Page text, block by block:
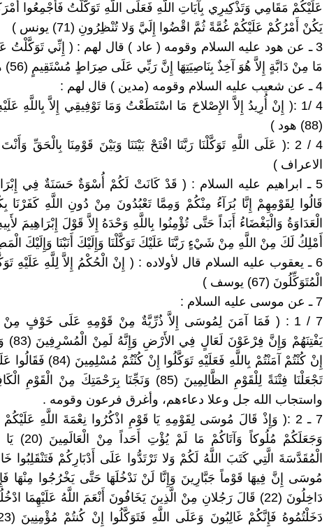
عَلَيْكُمْ مَقَامِي وَتَذْكِيرِي بِآيَاتِ اللَّهِ فَعَلَى اللَّهِ تَوَكَّلْتُ فَأَجْمِعُوا
يَكُنْ أَمْرُكُمْ عَلَيْكُمْ غُمَّةً ثُمَّ اقْضُوا إِلَيَّ وَلا تُنْظِرُونِ (71) يونس )
3 ـ عن هود عليه السلام وقومه ( عاد ) قال لهم : ( إِنِّي تَوَكَّلْتُ
مَا مِنْ دَابَّةٍ إِلاَّ هُوَ آخِذٌ بِنَاصِيَتِهَا إِنَّ رَبِّي عَلَى صِرَاطٍ مُسْتَقِيمٍ (56) هود )
4 ـ عن شعيب عليه السلام وقومه (مدين ) قال لهم :
4 /1 :( إِنْ أُرِيدُ إِلاَّ الإِصْلاحَ مَا اسْتَطَعْتُ وَمَا تَوْفِيقِي إِلاَّ بِاللَّهِ
(88) هود )
الاعراف )
5 ـ ابراهيم عليه السلام : ( قَدْ كَانَتْ لَكُمْ أُسْوَةٌ حَسَنَةٌ فِي
قَالُوا لِقَوْمِهِمْ إِنَّا بُرَآءُ مِنْكُمْ وَمِمَّا تَعْبُدُونَ مِنْ دُونِ اللَّهِ كَفَرْنَا
الْعَدَاوَةُ وَالْبَغْضَاءُ أَبَداً حَتَّى تُؤْمِنُوا بِاللَّهِ وَحْدَهُ إِلاَّ قَوْلَ إِبْرَاهِيمَ
أَمْلِكُ لَكَ مِنْ اللَّهِ مِنْ شَيْءٍ رَبَّنَا عَلَيْكَ تَوَكَّلْنَا وَإِلَيْكَ أَنَبْنَا وَإِلَيْكَ الْمَصِيرُ (4)
6 ـ يعقوب عليه السلام قال لأولاده : ( إِنْ الْحُكْمُ إِلاَّ لِلَّهِ عَلَيْهِ
الْمُتَوَكِّلُونَ (67) يوسف )
7 ـ عن موسى عليه السلام :
7 / 1 : ( فَمَا آمَنَ لِمُوسَى إِلاَّ ذُرِّيَّةٌ مِنْ قَوْمِهِ عَلَى خَوْفٍ
يَفْتِنَهُمْ
إِنْ كُنْتُمْ آمَنْتُمْ بِاللَّهِ فَعَلَيْهِ
واستجاب الله جل وعلا دعاءهم، وأغرق فرعون وقومه .
7 ـ 2 :( وَإِذْ قَالَ مُوسَى لِقَوْمِهِ يَا قَوْمِ اذْكُرُوا نِعْمَةَ اللَّهِ
وَجَعَلَكُمْ مُلُوكاً
مُوسَى إِنَّ فِيهَا قَوْماً جَبَّارِينَ وَإِنَّا لَنْ نَدْخُلَهَا حَتَّى يَخْرُجُوا مِنْهَا
دَاخِلُونَ (22) قَالَ رَجُلانِ مِنْ الَّذِينَ يَخَافُونَ أَنْعَمَ اللَّهُ عَلَيْهِمَا